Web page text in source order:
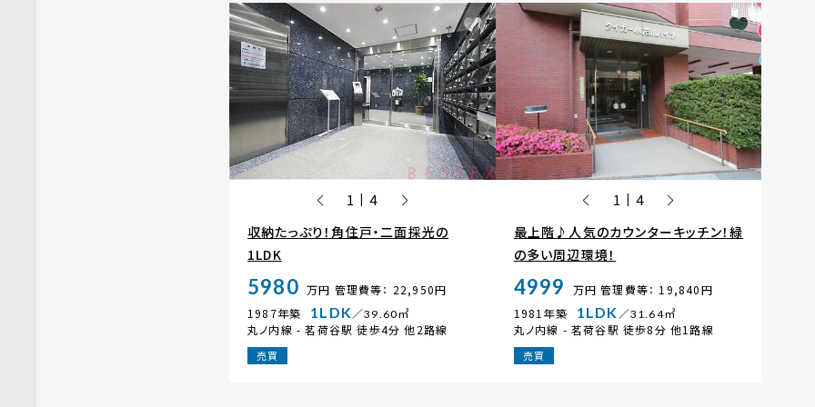
1 | 4
収納たっぷり！角住戸・二面採光の
1LDK
5980 万円 管理費等： 22,950円
1987年築
1LDK／39.60㎡
丸ノ内線 -茗荷谷駅 徒歩4分 他2路線
売買
1 | 4
最上階♪人気のカウンターキッチン！緑
の多い周辺環境！
4999 万円 管理費等： 19,840円
1981年築
1LDK ／31.64㎡
丸ノ内線 -茗荷谷駅 徒歩8分 他1路線
売買